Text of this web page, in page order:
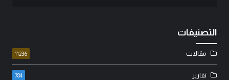
التصنيفات
مقالات 11236
تقارير 784